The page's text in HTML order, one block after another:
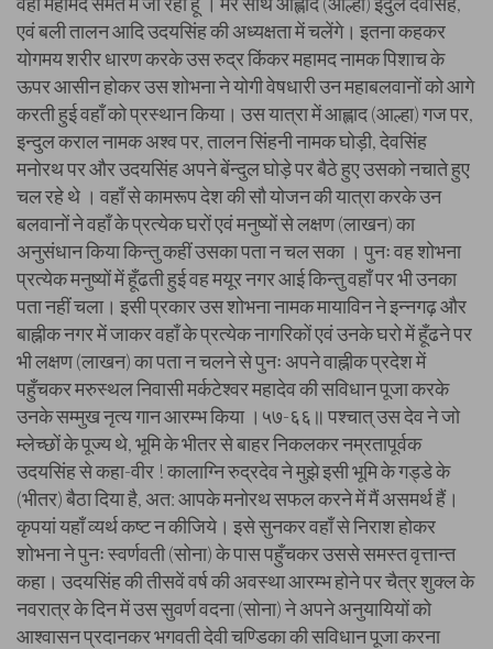
एवं बली तालन आदि उदयसिंह की अध्यक्षता में चलेंगे। इतना कहकर
योगमय शरीर धारण करके उस रुद्र किंकर महामद नामक पिशाच के
ऊपर आसीन होकर उस शोभना ने योगी वेषधारी उन महाबलवानों को आगे
करती हुई वहाँ को प्रस्थान किया। उस यात्रा में आह्लाद (आल्हा) गज पर,
इन्दुल कराल नामक अश्व पर, तालन सिंहनी नामक घोड़ी, देवसिंह
मनोरथ पर और उदयसिंह अपने बेंन्दुल घोड़े पर बैठे हुए उसको नचाते हुए
चल रहे थे । वहाँ से कामरूप देश की सौ योजन की यात्रा करके उन
बलवानों ने वहाँ के प्रत्येक घरों एवं मनुष्यों से लक्षण (लाखन) का
अनुसंधान किया किन्तु कहीं उसका पता न चल सका । पुनः वह शोभना
प्रत्येक मनुष्यों में हूँढती हुई वह मयूर नगर आई किन्तु वहाँ पर भी उनका
पता नहीं चला। इसी प्रकार उस शोभना नामक मायाविन ने इन्नगढ़ और
बाह्नीक नगर में जाकर वहाँ के प्रत्येक नागरिकों एवं उनके घरो में हूँढने पर
भी लक्षण (लाखन) का पता न चलने से पुनः अपने वाह्नीक प्रदेश में
पहुँचकर मरुस्थल निवासी मर्कटेश्वर महादेव की सविधान पूजा करके
उनके सम्मुख नृत्य गान आरम्भ किया ।५७-६६॥ पश्चात् उस देव ने जो
म्लेच्छों के पूज्य थे, भूमि के भीतर से बाहर निकलकर नम्रतापूर्वक
उदयसिंह से कहा-वीर ! कालाग्नि रुद्रदेव ने मुझे इसी भूमि के गड्डे के
(भीतर) बैठा दिया है, अत: आपके मनोरथ सफल करने में मैं असमर्थ हैं।
कृपयां यहाँ व्यर्थ कष्ट न कीजिये। इसे सुनकर वहाँ से निराश होकर
शोभना ने पुनः स्वर्णवती (सोना) के पास पहुँचकर उससे समस्त वृत्तान्त
कहा। उदयसिंह की तीसवें वर्ष की अवस्था आरम्भ होने पर चैत्र शुक्ल के
नवरात्र के दिन में उस सुवर्ण वदना (सोना) ने अपने अनुयायियों को
आश्वासन प्रदानकर भगवती देवी चण्डिका की सविधान पूजा करना